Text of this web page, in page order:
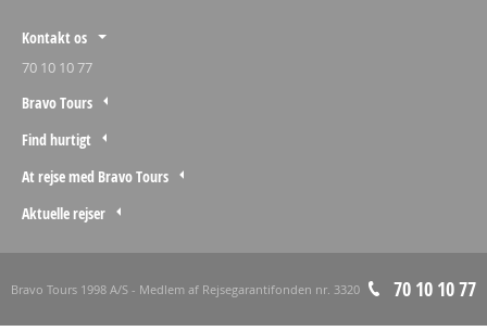
Kontakt os
70 10 10 77
Bravo Tours
Find hurtigt
At rejse med Bravo Tours
Aktuelle rejser
Bravo Tours 1998 A/S - Medlem af Rejsegarantifonden nr. 3320 70 10 10 77